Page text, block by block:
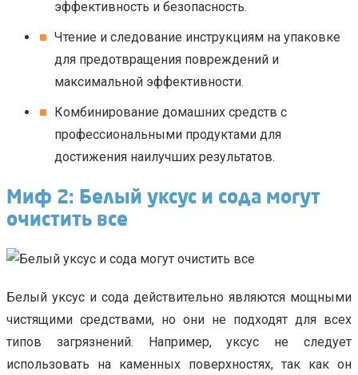
эффективность и безопасность.
Чтение и следование инструкциям на упаковке
для предотвращения повреждений и
максимальной эффективности.
Комбинирование домашних средств с
профессиональными продуктами для
достижения наилучших результатов.
Миф 2: Белый уксус и сода могут
очистить все
Белый уксус и сода действительно являются мощными
чистящими средствами, но они не подходят для всех
типов загрязнений. Например, уксус не следует
использовать на каменных поверхностях, так как он